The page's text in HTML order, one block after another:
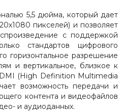
5,5 дюйма, который дает
пикселей) и позволяет
с поддержкой
стандартов цифрового
горизонтальное разрешение
и вертикальное, близкое к
(High Definition Multimedia
возможность передачи и
контента и видеофайлов
и аудиоданных.